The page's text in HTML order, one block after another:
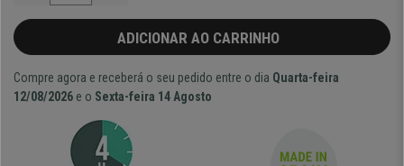
ADICIONAR AO CARRINHO
Compre agora e receberá o seu pedido entre o dia Quarta-feira
12/08/2026 e o Sexta-feira 14 Agosto